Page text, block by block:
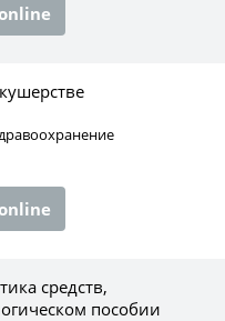
средств,
пособии